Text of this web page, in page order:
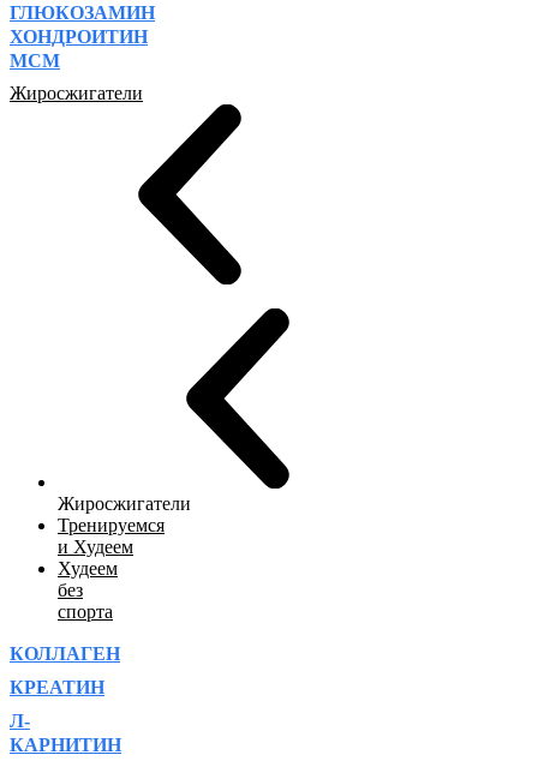
ГЛЮКОЗАМИН
ХОНДРОИТИН
МСМ
Жиросжигатели
Жиросжигатели
Тренируемся
и Худеем
Худеем
без
спорта
КОЛЛАГЕН
КРЕАТИН
Л-
КАРНИТИН